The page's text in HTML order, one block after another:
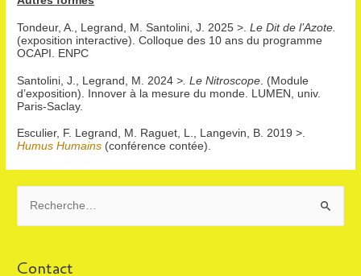
Tondeur, A., Legrand, M. Santolini, J. 2025 >. Le Dit de l’Azote.
(exposition interactive). Colloque des 10 ans du programme
OCAPI. ENPC
Santolini, J., Legrand, M. 2024 >. Le Nitroscope . (Module
d’exposition). Innover à la mesure du monde. LUMEN, univ.
Paris-Saclay.
Esculier, F. Legrand, M. Raguet, L., Langevin, B. 2019 >.
Humus Humains (conférence contée).
h
Contact